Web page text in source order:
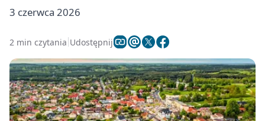
3 czerwca 2026
2 min czytania Udostępnij